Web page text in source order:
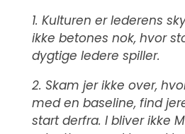
1. Kulturen er lederens
ikke betones nok, hvor
dygtige ledere spiller.
2. Skam jer ikke over,
med en baseline, find
start derfra. I bliver ikke